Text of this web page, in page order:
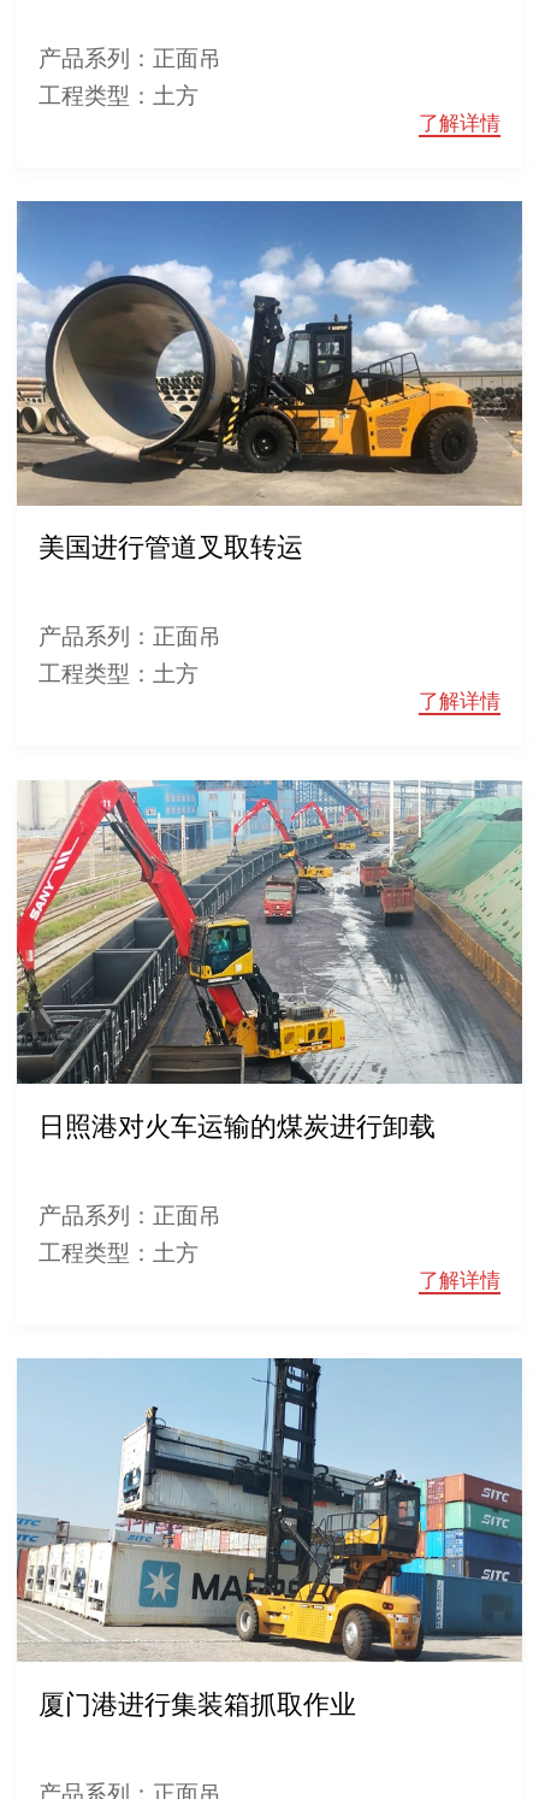
产品系列：正面吊
工程类型：土方
了解详情
美国进行管道叉取转运
产品系列：正面吊
工程类型：土方
了解详情
日照港对火车运输的煤炭进行卸载
产品系列：正面吊
工程类型：土方
了解详情
厦门港进行集装箱抓取作业
产品系列：正面吊